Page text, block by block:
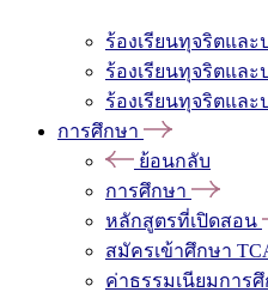
ร้องเรียนทุจริตแล
ร้องเรียนทุจริตแล
ร้องเรียนทุจริตแล
การศึกษา
ย้อนกลับ
การศึกษา
หลักสูตรที่เปิดสอน
สมัครเข้าศึกษา
ค่าธรรมเนียมการ